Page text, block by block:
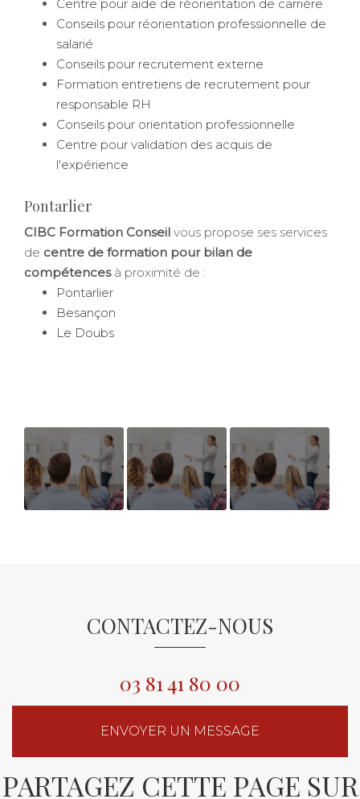
Centre pour aide de réorientation de carrière
Conseils pour réorientation professionnelle de
salarié
Conseils pour recrutement externe
Formation entretiens de recrutement pour
responsable RH
Conseils pour orientation professionnelle
Centre pour validation des acquis de
l'expérience
Pontarlier
CIBC Formation Conseil vous propose ses services
de centre de formation pour bilan de
compétencesà proximité de :
Pontarlier
Besançon
Le Doubs
CONTACTEZ-NOUS
03 81 41 80 00
ENVOYER UN MESSAGE
PARTAGEZ CETTE PAGE SUR